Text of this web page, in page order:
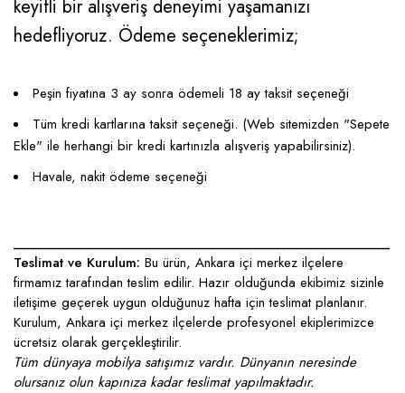
keyifli bir alışveriş deneyimi yaşamanızı
hedefliyoruz. Ödeme seçeneklerimiz;
Peşin fiyatına 3 ay sonra ödemeli 18 ay taksit seçeneği
Tüm kredi kartlarına taksit seçeneği. (Web sitemizden "Sepete
Ekle" ile herhangi bir kredi kartınızla alışveriş yapabilirsiniz).
Havale, nakit ödeme seçeneği
____________________________________________________
Teslimat ve Kurulum: Bu ürün, Ankara içi merkez ilçelere
firmamız tarafından teslim edilir. Hazır olduğunda ekibimiz sizinle
iletişime geçerek uygun olduğunuz hafta için teslimat planlanır.
Kurulum, Ankara içi merkez ilçelerde profesyonel ekiplerimizce
ücretsiz olarak gerçekleştirilir.
Tüm dünyaya mobilya satışımız vardır. Dünyanın neresinde
olursanız olun kapınıza kadar teslimat yapılmaktadır.